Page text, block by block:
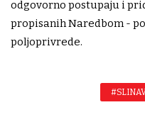
odgovorno postupaju i
propisanih Naredbom -
poljoprivrede.